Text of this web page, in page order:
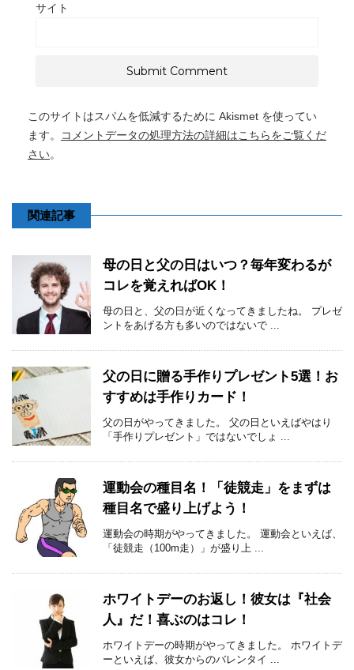
サイト
このサイトはスパムを低減するために Akismet を使ってい
ます。
コメントデータの処理方法の詳細はこちらをご覧くだ
さい。
関連記事
母の日と父の日はいつ？毎年変わるが
コレを覚えればOK！
母の日と、父の日が近くなってきましたね。 プレゼ
ントをあげる方も多いのではないで ...
父の日に贈る手作りプレゼント5選！お
すすめは手作りカード！
父の日がやってきました。 父の日といえばやはり
「手作りプレゼント」ではないでしょ ...
運動会の種目名！「徒競走」をまずは
種目名で盛り上げよう！
運動会の時期がやってきました。 運動会といえば、
「徒競走（100m走）」が盛り上 ...
ホワイトデーのお返し！彼女は『社会
人』だ！喜ぶのはコレ！
ホワイトデーの時期がやってきました。 ホワイトデ
ーといえば、彼女からのバレンタイ ...